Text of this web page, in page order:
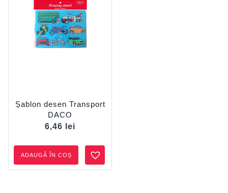
Șablon desen Transport
DACO
6,46
lei
ADAUGĂ ÎN COȘ